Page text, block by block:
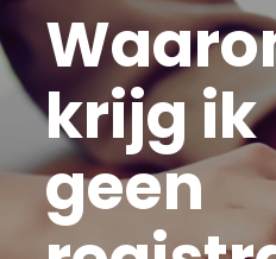
krijg ik
geen